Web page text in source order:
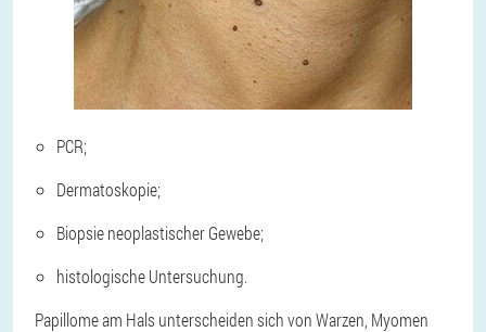
PCR;
Dermatoskopie;
Biopsie neoplastischer Gewebe;
histologische Untersuchung.
Papillome am Hals unterscheiden sich von Warzen, Myomen